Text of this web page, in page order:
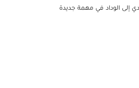
إلى الوداد في مهمة جديدة